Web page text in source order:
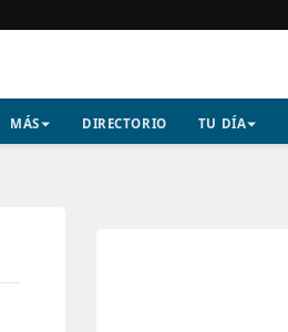
MÁS DIRECTORIO TU DÍA